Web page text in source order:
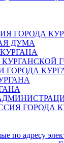
ГОРОДА
ДУМА
ГОРОДА
ГОРОДА
по адресу